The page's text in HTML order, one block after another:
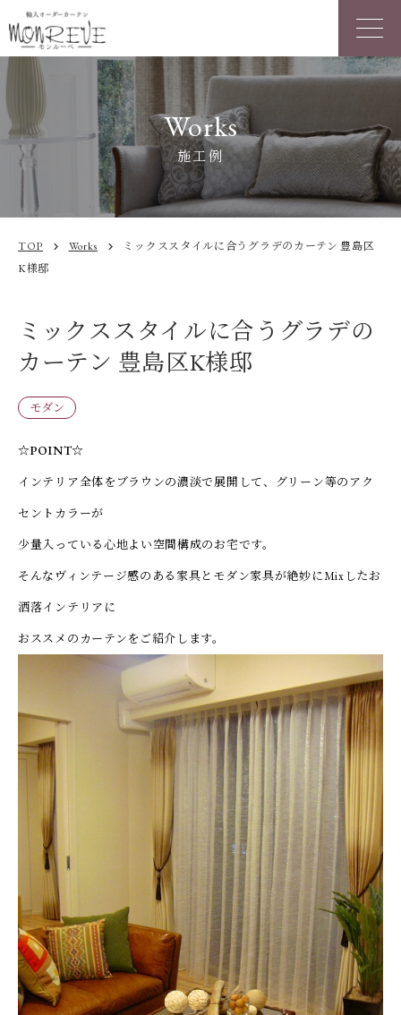
Works
施工例
TOP chevron_right Works chevron_right
ミックススタイルに合うグラデのカーテン 豊島区
K様邸
ミックススタイルに合うグラデの
カーテン 豊島区K様邸
モダン
☆POINT☆
インテリア全体をブラウンの濃淡で展開して、グリーン等のアク
セントカラーが
少量入っている心地よい空間構成のお宅です。
そんなヴィンテージ感のある家具とモダン家具が絶妙にMixしたお
洒落インテリアに
おススメのカーテンをご紹介します。